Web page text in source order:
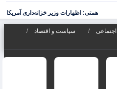
همتی: اظهارات وزیر خزانه‌داری آمریکا
اجتماعی
سیاست و اقتصاد